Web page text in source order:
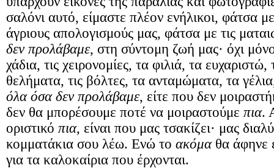
σαλόνι αυτό, είμαστε πλέον ενήλικοι, φάτσα
άγριους απολογισμούς μας, φάτσα με τις
δεν προλάβαμε, στη σύντομη ζωή μας· όχι
χάδια, τις χειρονομίες, τα φιλιά, τα
θελήματα, τις βόλτες, τα ανταμώματα, τα
όλα όσα δεν προλάβαμε, είτε που δεν
δεν θα μπορέσουμε ποτέ να μοιραστούμε πια.
οριστικό πια, είναι που μας τσακίζει· μας
κομματάκια σου λέω. Ενώ το ακόμαθα άφηνε
για τα καλοκαίρια που έρχονται.